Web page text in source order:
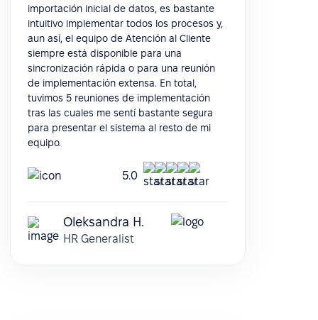
importación inicial de datos, es bastante
intuitivo implementar todos los procesos y,
aun así, el equipo de Atención al Cliente
siempre está disponible para una
sincronización rápida o para una reunión
de implementación extensa. En total,
tuvimos 5 reuniones de implementación
tras las cuales me sentí bastante segura
para presentar el sistema al resto de mi
equipo.
5.0
Oleksandra H.
HR Generalist